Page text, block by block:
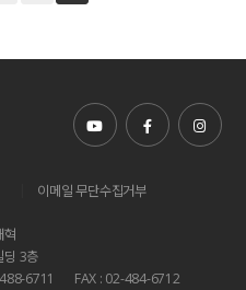
이메일 무단수집거부
혁
딩 3층
6711 FAX : 02-484-6712